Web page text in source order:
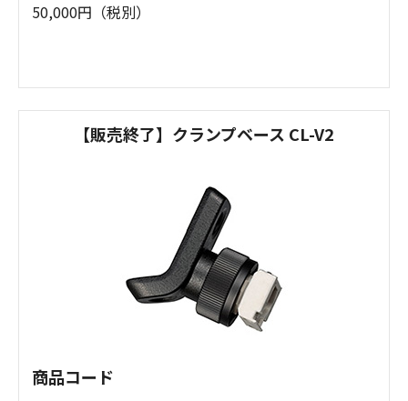
50,000円（税別）
【販売終了】クランプベース CL-V2
商品コード